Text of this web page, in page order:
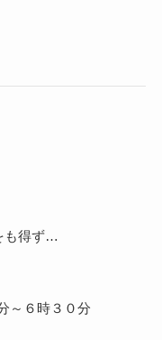
も得ず…
～６時３０分